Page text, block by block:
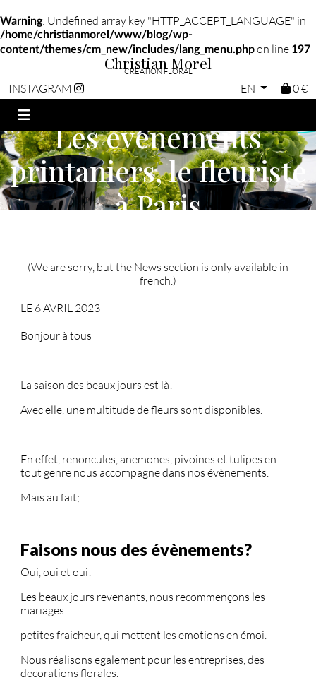
Warning: Undefined array key "HTTP_ACCEPT_LANGUAGE" in
/home/christianmorel/www/blog/wp-
content/themes/cm_new/includes/lang_menu.phpon line 197
INSTAGRAM
Christian Morel
CRÉATION FLORAL
EN 0 €
Les évènements
printaniers, le fleuriste
à Paris
(We are sorry, but the News section is only available in
french.)
LE 6 AVRIL 2023
Bonjour à tous
La saison des beaux jours est là!
Avec elle, une multitude de fleurs sont disponibles.
En effet, renoncules, anemones, pivoines et tulipes en
tout genre nous accompagne dans nos évènements.
Mais au fait;
Faisons nous des évènements?
Oui, oui et oui!
Les beaux jours revenants, nous recommençons les
mariages.
petites fraicheur, qui mettent les emotions en émoi.
Nous réalisons egalement pour les entreprises, des
decorations florales.